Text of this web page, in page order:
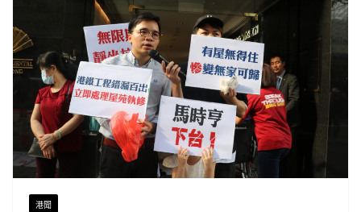
港聞